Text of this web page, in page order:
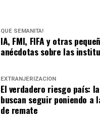
QUÉ SEMANITA!
IA, FMI, FIFA y otras
anécdotas sobre las
EXTRANJERIZACIÓN
El verdadero riesgo país:
buscan seguir poniendo a
de remate